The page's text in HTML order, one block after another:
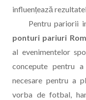
influențează
Pentru pariorii
ponturi pariuri
al evenimentelor
concepute pentru
necesare pentru a
vorba de fotbal,